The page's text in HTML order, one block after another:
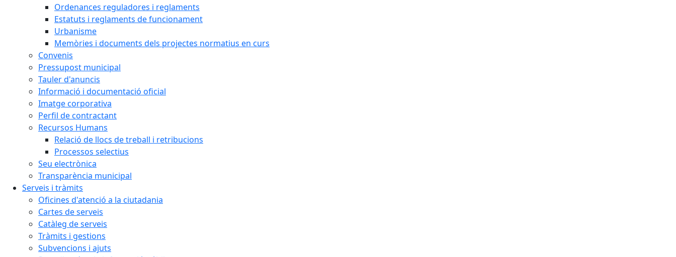
Ordenances reguladores i reglaments
Estatuts i reglaments de funcionament
Urbanisme
Memòries i documents dels projectes normatius en curs
Convenis
Pressupost municipal
Tauler d'anuncis
Informació i documentació oficial
Imatge corporativa
Perfil de contractant
Recursos Humans
Relació de llocs de treball i retribucions
Processos selectius
Seu electrònica
Transparència municipal
Serveis i tràmits
Oficines d'atenció a la ciutadania
Cartes de serveis
Catàleg de serveis
Tràmits i gestions
Subvencions i ajuts